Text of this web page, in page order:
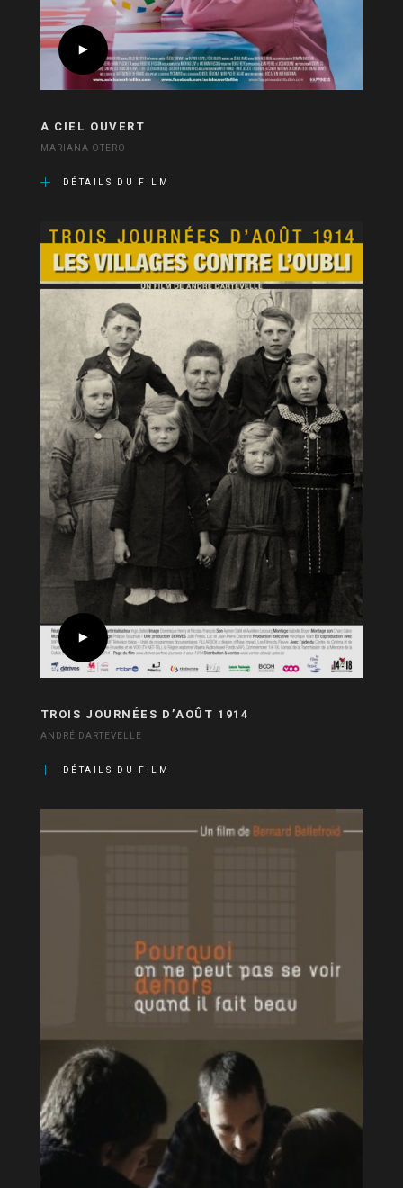
A CIEL OUVERT
MARIANA OTERO
DÉTAILS DU FILM
TROIS JOURNÉES D’AOÛT 1914
ANDRÉ DARTEVELLE
DÉTAILS DU FILM